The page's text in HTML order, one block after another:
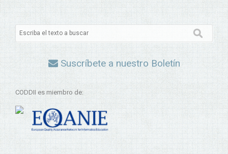
Suscríbete a nuestro Boletín
CODDII es miembro de: